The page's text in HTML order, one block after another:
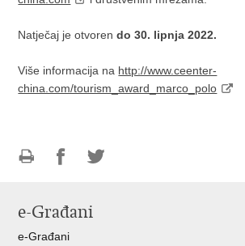
Natječaj je otvoren do 30. lipnja 2022.
Više informacija na http://www.ceenter-
china.com/tourism_award_marco_polo
FacebookuTwitteru
e-Građani
e-Građani